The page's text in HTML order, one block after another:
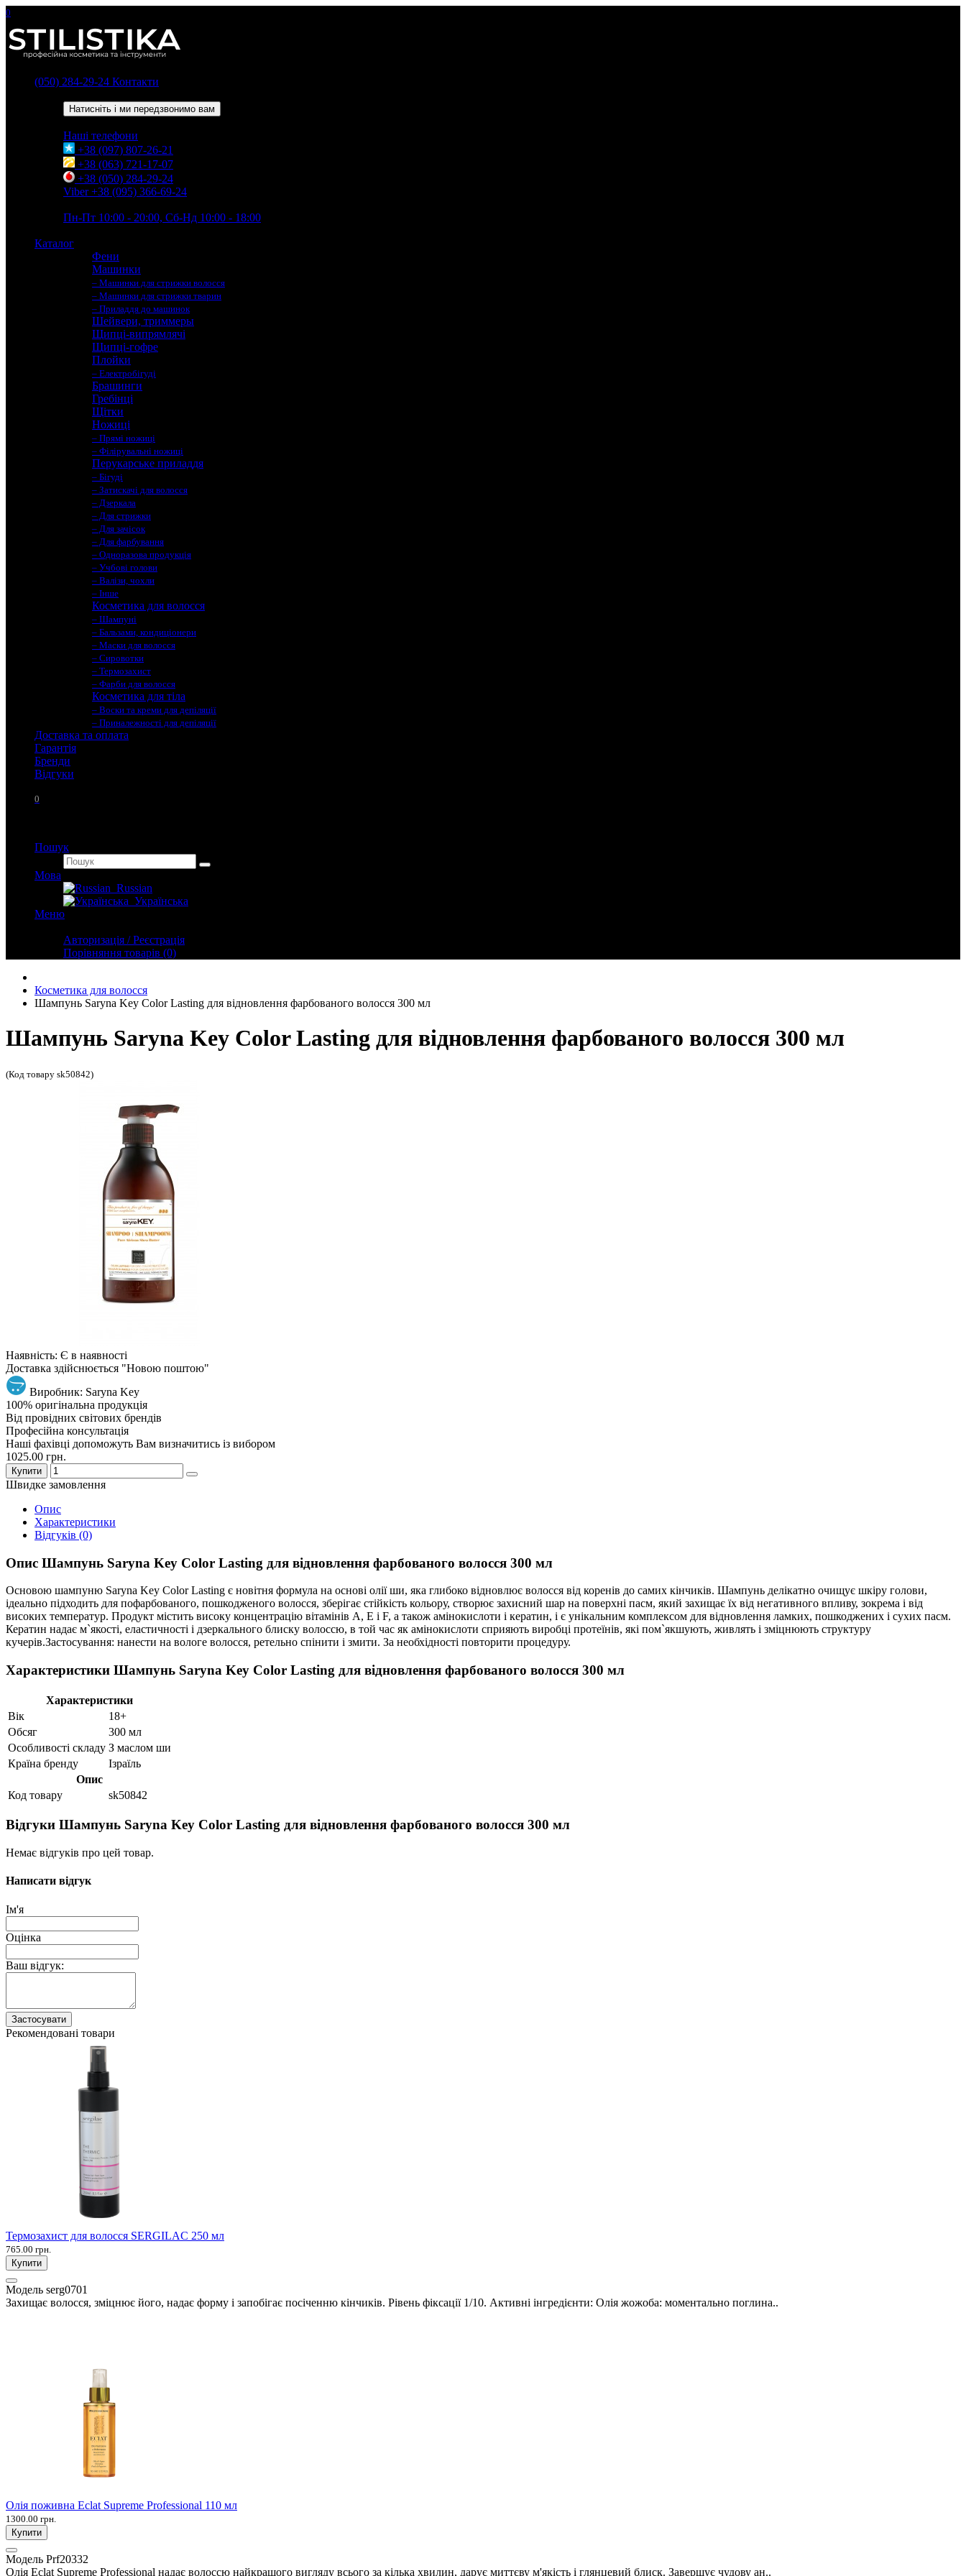
0
(050) 284-29-24 Контакти
Натисніть і ми передзвонимо вам
Наші телефони
+38 (097) 807-26-21
+38 (063) 721-17-07
+38 (050) 284-29-24
Viber +38 (095) 366-69-24
Пн-Пт 10:00 - 20:00, Сб-Нд 10:00 - 18:00
Каталог
Фени
Машинки
– Машинки для стрижки волосся
– Машинки для стрижки тварин
– Приладдя до машинок
Шейвери, триммеры
Щипці-випрямлячі
Щипці-гофре
Плойки
– Електробігуді
Брашинги
Гребінці
Щітки
Ножиці
– Прямі ножиці
– Філірувальні ножиці
Перукарське приладдя
– Бігуді
– Затискачі для волосся
– Дзеркала
– Для стрижки
– Для зачісок
– Для фарбування
– Одноразова продукція
– Учбові голови
– Валізи, чохли
– Інше
Косметика для волосся
– Шампуні
– Бальзами, кондиціонери
– Маски для волосся
– Сировотки
– Термозахист
– Фарби для волосся
Косметика для тіла
– Воски та креми для депіляції
– Приналежності для депіляції
Доставка та оплата
Гарантія
Бренди
Вiдгуки
0
Пошук
Мова
Russian
Українська
Меню
Авторизація / Реєстрація
Порівняння товарів (0)
Косметика для волосся
Шампунь Saryna Key Color Lasting для відновлення фарбованого волосся 300 мл
Шампунь Saryna Key Color Lasting для відновлення фарбованого волосся 300 мл
(Код товару sk50842)
Наявність: Є в наявності
Доставка здійснюється "Новою поштою"
Виробник: Saryna Key
100% оригінальна продукція
Від провідних світових брендів
Професійна консультація
Наші фахівці допоможуть Вам визначитись із вибором
1025.00 грн.
Купити
Швидке замовлення
Опис
Характеристики
Відгуків (0)
Опис Шампунь Saryna Key Color Lasting для відновлення фарбованого волосся 300 мл
Основою шампуню Saryna Key Color Lasting є новітня формула на основі олії ши, яка глибоко відновлює волосся від коренів до самих кінчиків. Шампунь делікатно очищує шкіру голови,
ідеально підходить для пофарбованого, пошкодженого волосся, зберігає стійкість кольору, створює захисний шар на поверхні пасм, який захищає їх від негативного впливу, зокрема і від
високих температур. Продукт містить високу концентрацію вітамінів А, Е і F, а також амінокислоти і кератин, і є унікальним комплексом для відновлення ламких, пошкоджених і сухих пасм.
Кератин надає м`якості, еластичності і дзеркального блиску волоссю, в той час як амінокислоти сприяють виробці протеїнів, які пом`якшують, живлять і зміцнюють структуру
кучерів.Застосування: нанести на вологе волосся, ретельно спінити і змити. За необхідності повторити процедуру.
Характеристики Шампунь Saryna Key Color Lasting для відновлення фарбованого волосся 300 мл
Характеристики
Вік
18+
Обсяг
300 мл
Особливості складу З маслом ши
Країна бренду
Ізраїль
Опис
Код товару
sk50842
Відгуки Шампунь Saryna Key Color Lasting для відновлення фарбованого волосся 300 мл
Немає відгуків про цей товар.
Написати відгук
Ім'я
Оцінка
Ваш відгук:
Застосувати
Рекомендовані товари
Термозахист для волосся SERGILAC 250 мл
765.00 грн.
Купити
Модель serg0701
Захищає волосся, зміцнює його, надає форму і запобігає посіченню кінчиків. Рівень фіксації 1/10. Активні інгредієнти: Олія жожоба: моментально поглина..
Олія поживна Eclat Supreme Professional 110 мл
1300.00 грн.
Купити
Модель Prf20332
Олія Eclat Supreme Professional надає волоссю найкращого вигляду всього за кілька хвилин, дарує миттєву м'якість і глянцевий блиск. Завершує чудову ан..